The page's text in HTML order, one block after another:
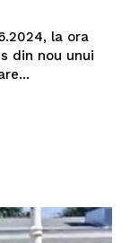
din nou unui